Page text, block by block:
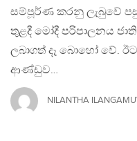
සම්පූර්ණ කරනු ලැබුවේ
තුළදී මෝදී පරිපාලනය
ලබාගත් දෑ බොහෝ වේ.
ආණ්ඩුව…
NILANTHA